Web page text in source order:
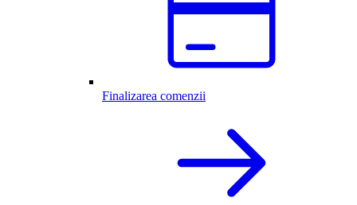
Finalizarea comenzii